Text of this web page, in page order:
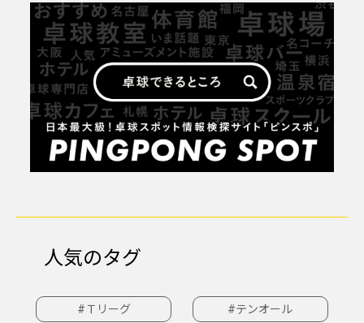
人気のタグ
#Ｔリーグ #テンオール